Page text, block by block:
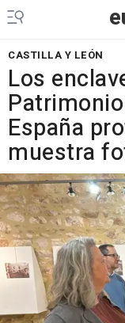
CASTILLA Y LEÓN
Los
España
muestra